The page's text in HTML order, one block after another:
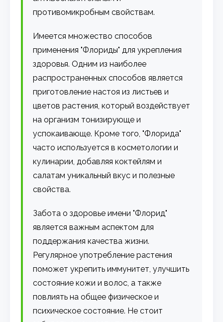
противомикробным свойствам.
Имеется множество способов
применения "Флориды" для укрепления
здоровья. Одним из наиболее
распространенных способов является
приготовление настоя из листьев и
цветов растения, который воздействует
на организм тонизирующе и
успокаивающе. Кроме того, "Флорида"
часто используется в косметологии и
кулинарии, добавляя коктейлям и
салатам уникальный вкус и полезные
свойства.
Забота о здоровье имени "Флорид"
является важным аспектом для
поддержания качества жизни.
Регулярное употребление растения
поможет укрепить иммунитет, улучшить
состояние кожи и волос, а также
повлиять на общее физическое и
психическое состояние. Не стоит